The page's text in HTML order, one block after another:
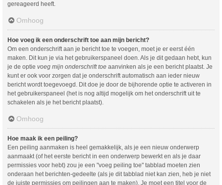
gereageerd heeft.
Omhoog
Hoe voeg ik een onderschrift toe aan mijn bericht?
Om een onderschrift aan je bericht toe te voegen, moet je er eerst één
maken. Dit kun je via het gebruikerspaneel doen. Als je dit gedaan hebt, kun
je de optie voeg mijn onderschrift toe aanvinken als je een bericht plaatst. Je
kunt er ook voor zorgen dat je onderschrift automatisch aan ieder nieuw
bericht wordt toegevoegd. Dit doe je door de bijhorende optie te activeren in
het gebruikerspaneel (het is nog altijd mogelijk om het onderschrift uit te
schakelen als je het bericht plaatst).
Omhoog
Hoe maak ik een peiling?
Een peiling aanmaken is heel gemakkelijk, als je een nieuw onderwerp
aanmaakt (of het eerste bericht in een onderwerp bewerkt en als je daar
permissies voor hebt) zou je een "voeg peiling toe" tabblad moeten zien
onderaan het berichten-gedeelte (als je dit tabblad niet kan zien, heb je niet
de juiste permissies om peilingen aan te maken). Je moet een titel voor de